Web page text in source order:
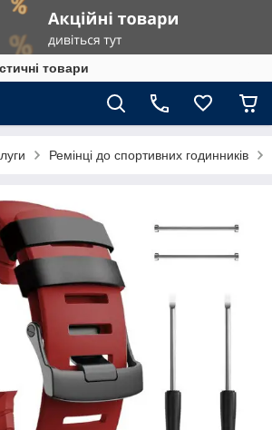
товари
Ремінці до спортивних годинників